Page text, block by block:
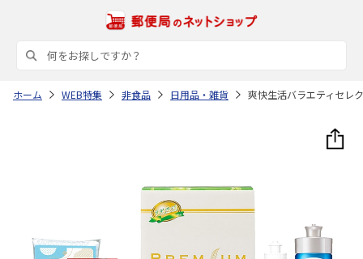
ホーム WEB特集 非食品 日用品・雑貨 爽快生活バラエティセレ